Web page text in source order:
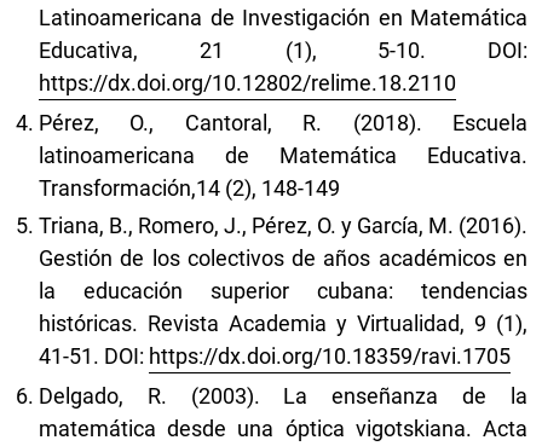
Latinoamericana de Investigación en Matemática
Educativa, 21 (1), 5-10. DOI:
https://dx.doi.org/10.12802/relime.18.2110
Pérez, O., Cantoral, R. (2018). Escuela
latinoamericana de Matemática Educativa.
Transformación,14 (2), 148-149
Triana, B., Romero, J., Pérez, O. y García, M. (2016).
Gestión de los colectivos de años académicos en
la educación superior cubana: tendencias
históricas. Revista Academia y Virtualidad, 9 (1),
41-51. DOI: https://dx.doi.org/10.18359/ravi.1705
Delgado, R. (2003). La enseñanza de la
matemática desde una óptica vigotskiana. Acta